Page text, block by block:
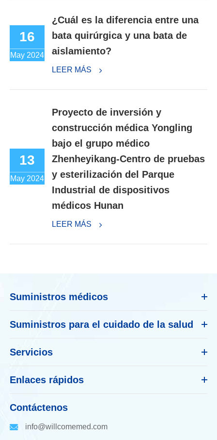
16
May 2024
¿Cuál es la diferencia entre una
bata quirúrgica y una bata de
aislamiento?
LEER MÁS
13
May 2024
Proyecto de inversión y
construcción médica Yongling
bajo el grupo médico
Zhenheyikang-Centro de pruebas
y esterilización del Parque
Industrial de dispositivos
médicos Hunan
LEER MÁS
Suministros médicos
Suministros para el cuidado de la salud
Servicios
Enlaces rápidos
Contáctenos
info@willcomemed.com